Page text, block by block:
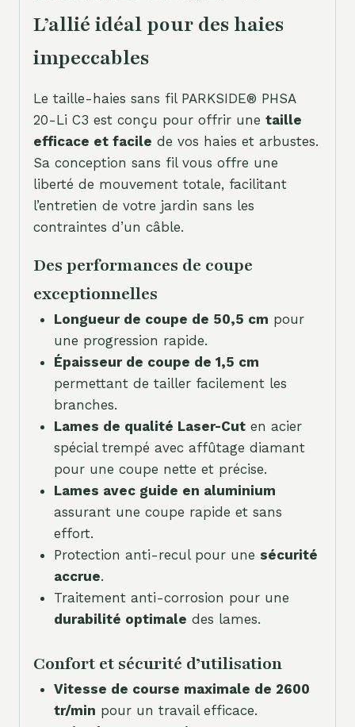
L’allié idéal pour des haies
impeccables
Le taille-haies sans fil PARKSIDE® PHSA
20-Li C3 est conçu pour offrir une taille
efficace et facile de vos haies et arbustes.
Sa conception sans fil vous offre une
liberté de mouvement totale, facilitant
l’entretien de votre jardin sans les
contraintes d’un câble.
Des performances de coupe
exceptionnelles
Longueur de coupe de 50,5 cm pour
une progression rapide.
Épaisseur de coupe de 1,5 cm
permettant de tailler facilement les
branches.
Lames de qualité Laser-Cuten acier
spécial trempé avec affûtage diamant
pour une coupe nette et précise.
Lames avec guide en aluminium
assurant une coupe rapide et sans
effort.
Protection anti-recul pour une sécurité
accrue.
Traitement anti-corrosion pour une
durabilité optimale des lames.
Confort et sécurité d’utilisation
Vitesse de course maximale de 2600
tr/min pour un travail efficace.